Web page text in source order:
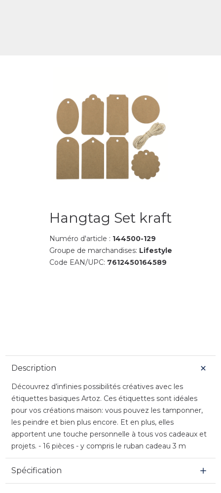
Hangtag Set kraft
Numéro d'article : 144500-129
Groupe de marchandises: Lifestyle
Code EAN/UPC: 7612450164589
Description
Découvrez d’infinies possibilités créatives avec les
étiquettes basiques Artoz. Ces étiquettes sont idéales
pour vos créations maison: vous pouvez les tamponner,
les peindre et bien plus encore. Et en plus, elles
apportent une touche personnelle à tous vos cadeaux et
projets. - 16 pièces - y compris le ruban cadeau 3 m
Spécification